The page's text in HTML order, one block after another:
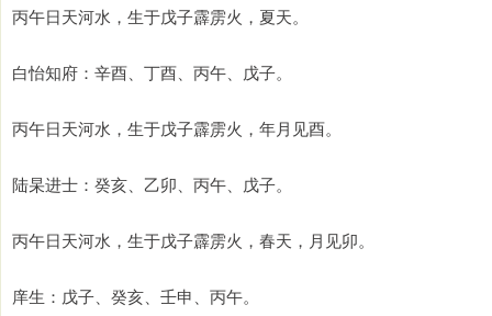
丙午日天河水，生于戊子霹雳火，夏天。
白怡知府：辛酉、丁酉、丙午、戊子。
丙午日天河水，生于戊子霹雳火，年月见酉。
陆杲进士：癸亥、乙卯、丙午、戊子。
丙午日天河水，生于戊子霹雳火，春天，月见卯。
庠生：戊子、癸亥、壬申、丙午。